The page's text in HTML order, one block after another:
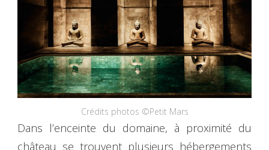
Crédits photos ©Petit Mars
Dans l’enceinte du domaine, à proximité du
château se trouvent plusieurs hébergements